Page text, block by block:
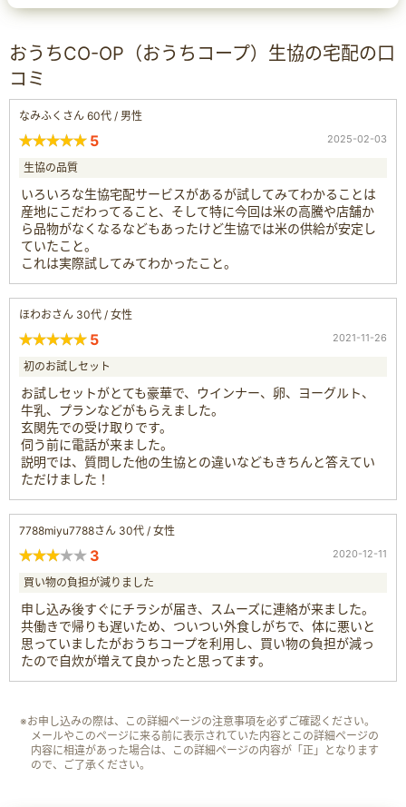
おうちCO-OP（おうちコープ）生協の宅配の口
コミ
なみふくさん 60代 / 男性
5 2025-02-03
生協の品質
いろいろな生協宅配サービスがあるが試してみてわかることは
産地にこだわってること、そして特に今回は米の高騰や店舗か
ら品物がなくなるなどもあったけど生協では米の供給が安定し
ていたこと。
これは実際試してみてわかったこと。
ほわおさん 30代 / 女性
5 2021-11-26
初のお試しセット
お試しセットがとても豪華で、ウインナー、卵、ヨーグルト、
牛乳、プランなどがもらえました。
玄関先での受け取りです。
伺う前に電話が来ました。
説明では、質問した他の生協との違いなどもきちんと答えてい
ただけました！
7788miyu7788さん 30代 / 女性
3 2020-12-11
買い物の負担が減りました
申し込み後すぐにチラシが届き、スムーズに連絡が来ました。
共働きで帰りも遅いため、ついつい外食しがちで、体に悪いと
思っていましたがおうちコープを利用し、買い物の負担が減っ
たので自炊が増えて良かったと思ってます。
※お申し込みの際は、この詳細ページの注意事項を必ずご確認ください。
メールやこのページに来る前に表示されていた内容とこの詳細ページの
内容に相違があった場合は、この詳細ページの内容が「正」となります
ので、ご了承ください。